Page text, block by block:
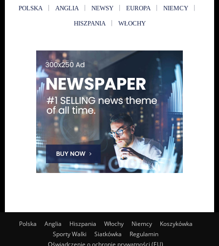
POLSKA ANGLIA NEWSY EUROPA NIEMCY
HISZPANIA WŁOCHY
Polska Anglia Hiszpania Włochy Niemcy
Koszykówka
Sporty Walki
Siatkówka
Regulamin
Oświadczenie o ochronie prywatności (EU)